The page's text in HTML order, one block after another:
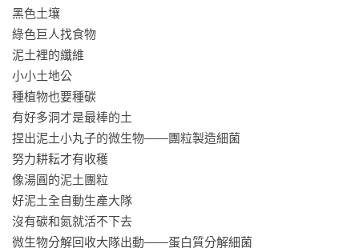
▋內容簡介
糧食不夠怎麼辦？細菌來幫忙：製造好土壤、提供充足養分、
殺死害蟲。
汙染問題怎麼解決？細菌來幫忙：分解垃圾、清潔廢水。
再生資源哪裡找？細菌來幫忙：廚餘變肥料、用糞便發電、細
菌竟然也會發電！
地球暖化怎麼辦？細菌來幫忙：抓住二氧化碳、把碳存起來。
為了拯救受到嚴重汙染的家園，貝克星人雷文搭乘太空船前往
地球，找尋恢復貝克星自然環境的方法。
他發現了地球超小萬能生物「細菌」，可以去除汙染、殺死害
蟲、清理垃圾，還可以製造食物、將廢物變資源……跟著雷文
黑色土壤
綠色巨人找食物
泥土裡的纖維
小小土地公
種植物也要種碳
有好多洞才是最棒的土
捏出泥土小丸子的微生物——團粒製造細菌
努力耕耘才有收穫
像湯圓的泥土團粒
好泥土全自動生產大隊
沒有碳和氮就活不下去
微生物分解回收大隊出動——蛋白質分解細菌